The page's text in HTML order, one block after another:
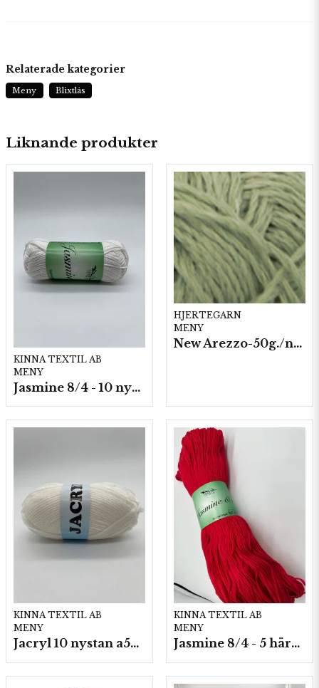
Liknande produkter
KINNA TEXTIL AB
MENY
Jasmine 8/4 - 10 nystan a50g./fp.
HJERTEGARN
MENY
New Arezzo-50g./nyst. 10 st/fp.
KINNA TEXTIL AB
MENY
Jacryl 10 nystan a50g./fp.
KINNA TEXTIL AB
MENY
Jasmine 8/4 - 5 härvor a200g./fp.
Relaterade kategorier
Meny Blixtlås